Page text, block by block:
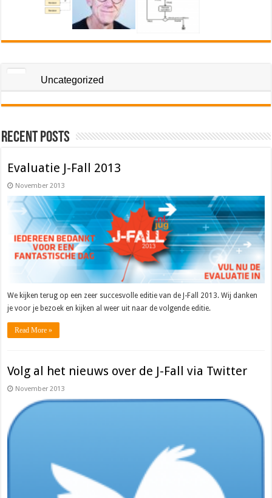
Uncategorized
Recent Posts
Evaluatie J-Fall 2013
November 2013
We kijken terug op een zeer succesvolle editie van de J-Fall 2013. Wij danken
je voor je bezoek en kijken al weer uit naar de volgende editie.
Read More »
Volg al het nieuws over de J-Fall via Twitter
November 2013